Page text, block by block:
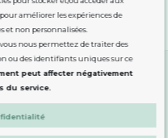
améliorer les expériences de
et non personnalisées.
nous permettez de traiter des
ou des identifiants uniques sur ce
peut affecter négativement
du service.